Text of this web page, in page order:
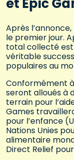
Après
le premier jour.
total collecté est
véritable
populaires au
Conformément
seront alloués à
terrain pour
Games
pour l’enfance
Nations Unies
alimentaire
Direct Relief